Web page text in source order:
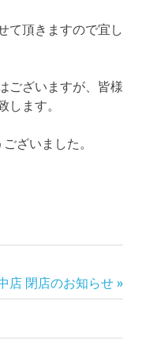
て頂きますので宜し
ございますが、皆様
ます。
ざいました。
店 閉店のお知らせ